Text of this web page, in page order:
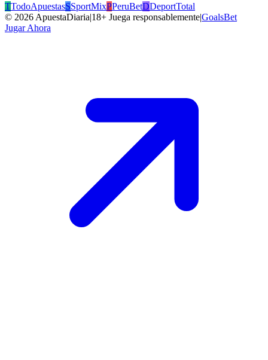
TTodoApuestasSSportMixPPeruBetDDeportTotal
© 2026 ApuestaDiaria|18+ Juega responsablemente|GoalsBet
Jugar Ahora